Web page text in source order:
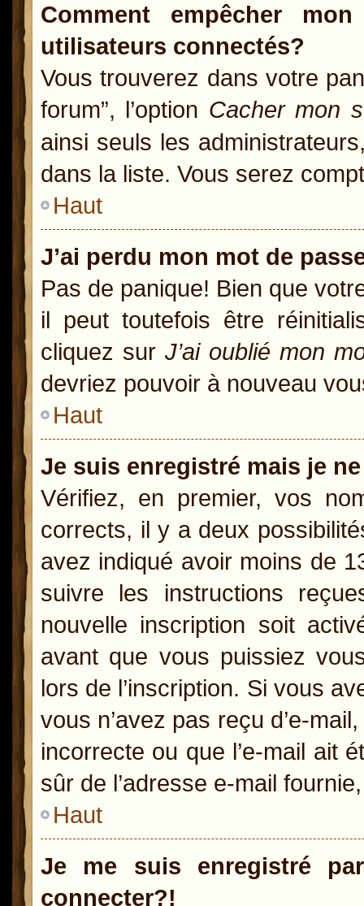
Comment empêcher
utilisateurs connectés?
Vous trouverez dans votre
forum”, l’option Cacher mon
ainsi seuls les
dans la liste. Vous serez
Haut
J’ai perdu mon mot de
Pas de panique! Bien que
il peut toutefois être
cliquez sur J’ai oublié mon
devriez pouvoir à nouveau
Haut
Je suis enregistré mais je
Vérifiez, en premier, vos
corrects, il y a deux
avez indiqué avoir moins de
suivre les instructions
nouvelle inscription soit
avant que vous puissiez
lors de l’inscription. Si vous
vous n’avez pas reçu d’e-
incorrecte ou que l’e-mail ait
sûr de l’adresse e-mail
Haut
Je me suis enregistré
connecter?!